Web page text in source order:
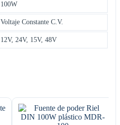
100W
Voltaje Constante C.V.
12V, 24V, 15V, 48V